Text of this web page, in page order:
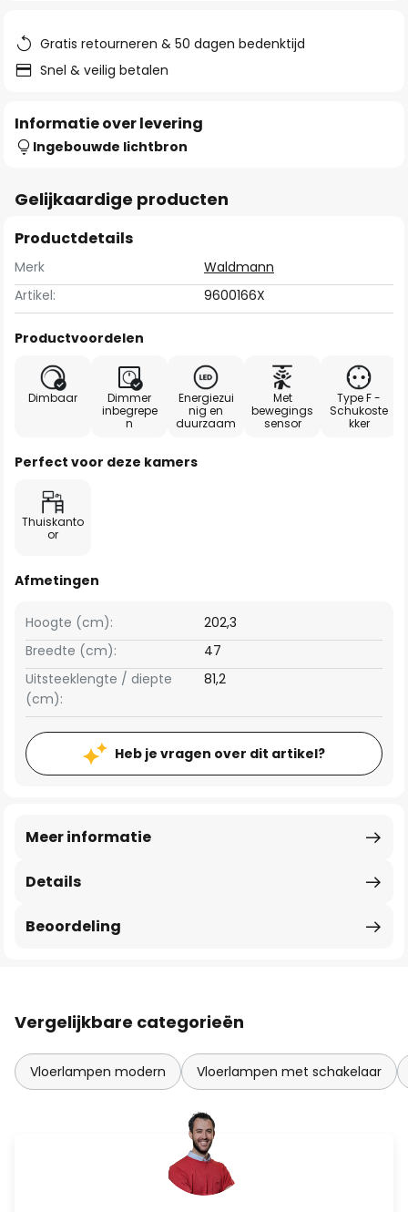
afbeeldingen-
gallerij
Gratis retourneren & 50 dagen bedenktijd
Snel & veilig betalen
Informatie over levering
Ingebouwde lichtbron
Gelijkaardige producten
Productdetails
Merk
Waldmann
Artikel:
9600166X
Productvoordelen
Dimbaar
Dimmer
inbegrepe
n
Energiezui
nig en
duurzaam
Met
bewegings
sensor
Type F -
Schukoste
kker
Perfect voor deze kamers
Thuiskanto
or
Afmetingen
Breedte (cm): 47
Hoogte (cm): 202,3
Uitsteeklengte / diepte
(cm):
81,2
Heb je vragen over dit artikel?
Details
Meer informatie
Beoordeling
Vergelijkbare categorieën
Vloerlampen modern Vloerlampen met schakelaar